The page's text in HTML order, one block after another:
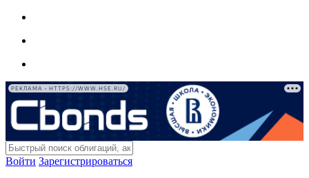
РЕКЛАМА • HTTPS://WWW.HSE.RU/
Войти Зарегистрироваться